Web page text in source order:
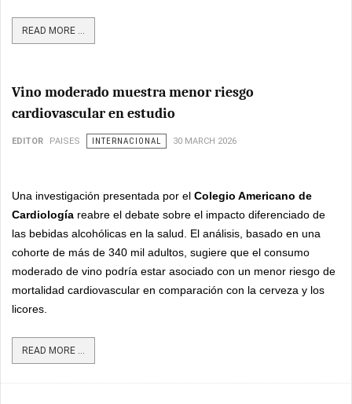
READ MORE ...
Vino moderado muestra menor riesgo
cardiovascular en estudio
EDITOR PAISES INTERNACIONAL 30 MARCH 2026
Una investigación presentada por el Colegio Americano de
Cardiología reabre el debate sobre el impacto diferenciado de
las bebidas alcohólicas en la salud. El análisis, basado en una
cohorte de más de 340 mil adultos, sugiere que el consumo
moderado de vino podría estar asociado con un menor riesgo de
mortalidad cardiovascular en comparación con la cerveza y los
licores.
READ MORE ...